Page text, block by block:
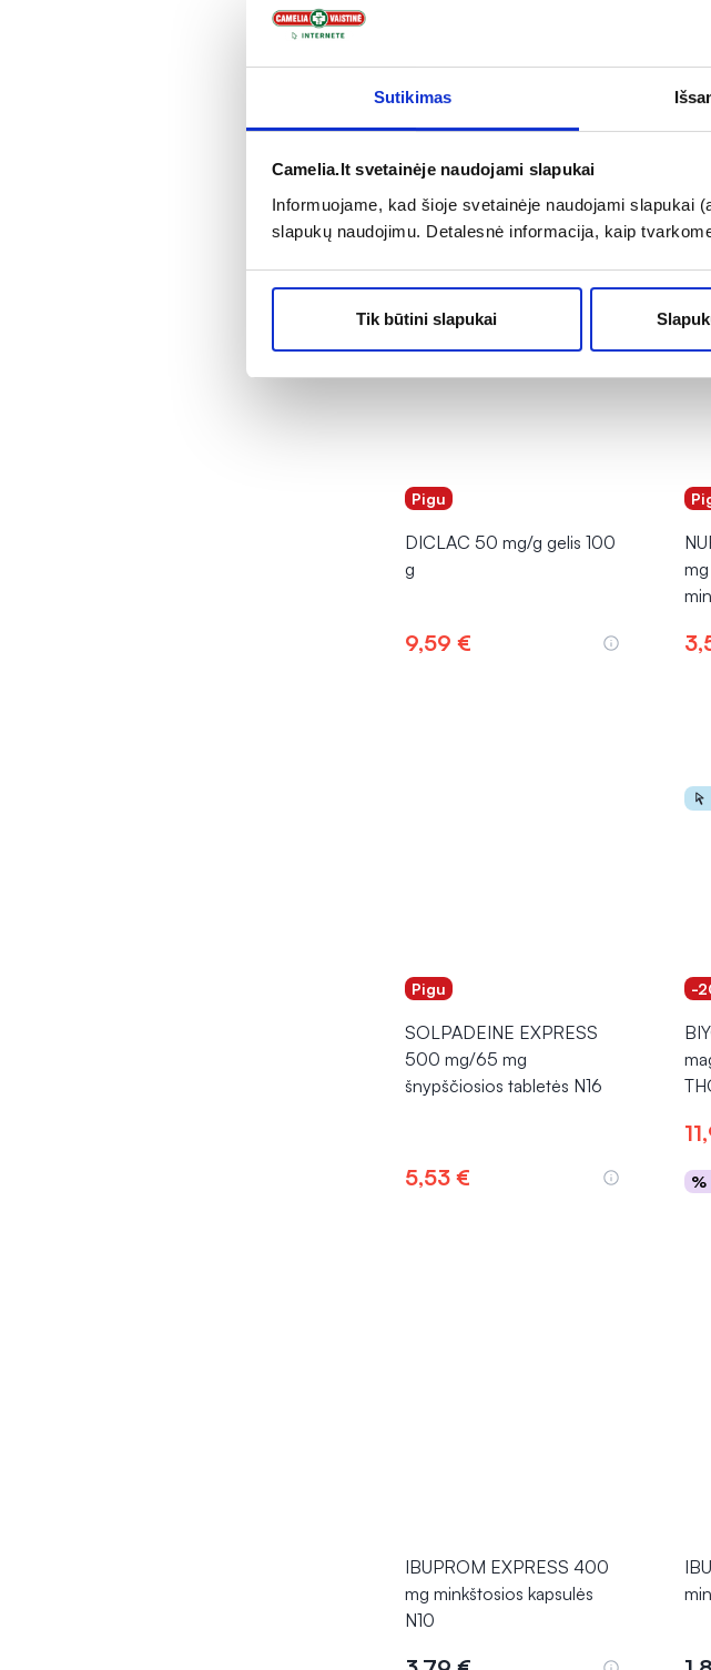
Sutikimas
Camelia.lt svetainėje naudojami slapukai
Informuojame, kad šioje svetainėje naudojami slapukai
slapukų naudojimu. Detalesnė informacija, kaip
Tik būtini slapukai
Į krepšelį
Pigu
DICLAC 50 mg/g gelis 100
g
9,59 €
Pigu
SOLPADEINE EXPRESS
500 mg/65 mg
šnypščiosios tabletės N16
5,53 €
-
%
IBUPROM EXPRESS 400
mg minkštosios kapsulės
N10